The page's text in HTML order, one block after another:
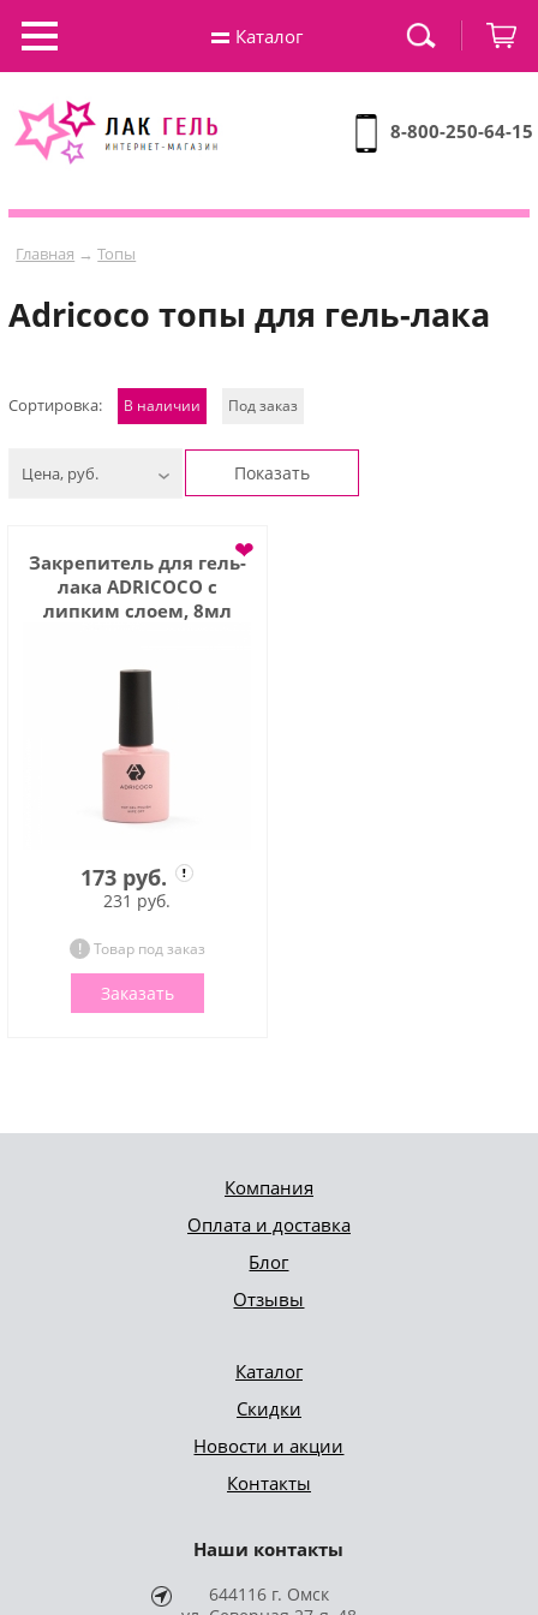
8-800-250-64-15
Главная →Топы
Adricoco топы для гель-лака
Сортировка: В наличии Под заказ
Цена, руб. Показать
Закрепитель для гель-
лака ADRICOCO с
липким слоем, 8мл
❤
173 руб.
231 руб.
Товар под заказ
Заказать
Каталог
Компания
Оплата и доставка
Блог
Отзывы
Каталог
Скидки
Новости и акции
Контакты
Наши контакты
644116 г. Омск